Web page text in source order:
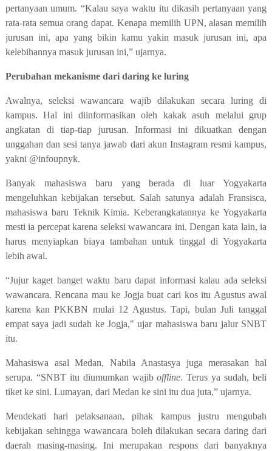
pertanyaan umum. “Kalau saya waktu itu dikasih pertanyaan yang
rata-rata semua orang dapat. Kenapa memilih UPN, alasan memilih
jurusan ini, apa yang bikin kamu yakin masuk jurusan ini, apa
kelebihannya masuk jurusan ini,”ujarnya.
Perubahan mekanisme dari daring ke luring
Awalnya, seleksi wawancara wajib dilakukan secara luring di
kampus. Hal ini diinformasikan oleh kakak asuh melalui grup
angkatan di tiap-tiap jurusan. Informasi ini dikuatkan dengan
unggahan dan sesi tanya jawab dari akun Instagram resmi kampus,
yakni @infoupnyk.
Banyak mahasiswa baru yang berada di luar Yogyakarta
mengeluhkan kebijakan tersebut. Salah satunya adalah Fransisca,
mahasiswa baru Teknik Kimia. Keberangkatannya ke Yogyakarta
mesti ia percepat karena seleksi wawancara ini. Dengan kata lain,ia
harus menyiapkan biaya tambahan untuk tinggal di Yogyakarta
lebih awal.
“Jujur kaget banget waktu baru dapat informasi kalau ada seleksi
wawancara. Rencana mau ke Jogja buat cari kos itu Agustus awal
karena kan PKKBN mulai 12 Agustus. Tapi, bulan Juli tanggal
empat saya jadi sudah ke Jogja," ujar mahasiswa baru jalur SNBT
itu.
Mahasiswa asal Medan, Nabila Anastasya juga merasakan hal
serupa. “SNBT itu diumumkan wajiboffline. Terus ya sudah, beli
tiket ke sini. Lumayan, dari Medan ke sini itu dua juta,” ujarnya.
Mendekati hari pelaksanaan, pihak kampus justru mengubah
kebijakan sehingga wawancara boleh dilakukan secara daring dari
daerah masing-masing. Ini merupakan respons daribanyaknya